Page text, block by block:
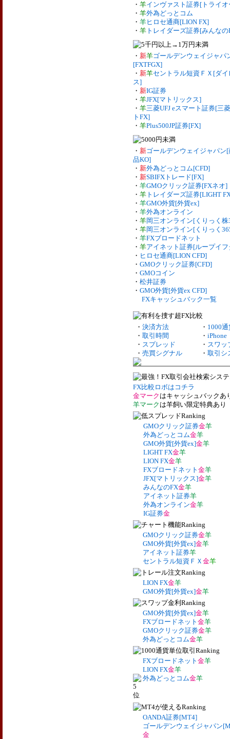
・ 羊インヴァスト証券[トライ
・ 羊外為どっとコム
・ 羊ヒロセ通商[LION FX]
・ 羊 トレイダーズ証券[みんなの
・ 新羊ゴールデンウェイジャパ
[FXTFGX]
・ 新羊セントラル短資ＦＸ[ダ
ス]
・ 新IG証券
・ 羊JFX[マトリックス]
・ 羊三菱UFJ eスマート証券[三
トFX]
・ 羊Plus500JP証券[FX]
・ 新ゴールデンウェイジャパン
品KO]
・ 新外為どっとコム[CFD]
・ 新SBIFXトレード[FX]
・ 羊GMOクリック証券[FXネオ]
・ 羊 トレイダーズ証券[LIGHT
・ 羊GMO外貨[外貨ex]
・ 羊外為オンライン
・ 羊岡三オンライン[くりっく株
・ 羊岡三オンライン[くりっく
・ 羊FXブロードネット
・ 羊アイネット証券[ループイ
・ ヒロセ通商[LION CFD]
・ GMOクリック証券[CFD]
・ GMOコイン
・ 松井証券
・ GMO外貨[外貨ex CFD]
FXキャッシュバック一覧
・ 決済方法 ・ 1000通
・ 取引時間 ・ iPhone
・ スプレッド ・ スワッ
・ 売買シグナル ・ 取引シ
FX比較ロボはコチラ
金マーク はキャッシュバックあ
羊マーク は羊飼い限定特典あり
GMOクリック証券金羊
外為どっとコム金羊
GMO外貨[外貨ex]金羊
LIGHT FX金羊
LION FX金羊
FXブロードネット 金羊
JFX[マトリックス]金羊
みんなのFX金羊
アイネット証券羊
外為オンライン金羊
IG証券金
GMOクリック証券金羊
GMO外貨[外貨ex]金羊
アイネット証券羊
セントラル短資ＦＸ 金羊
LION FX金羊
GMO外貨[外貨ex]金羊
GMO外貨[外貨ex]金羊
FXブロードネット 金羊
GMOクリック証券金羊
外為どっとコム金羊
FXブロードネット 金羊
LION FX金羊
外為どっとコム金羊
OANDA証券[MT4]
ゴールデンウェイジャパン
金